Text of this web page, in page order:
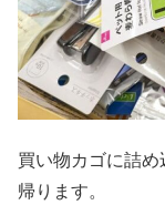
買い物カゴに詰
帰ります。